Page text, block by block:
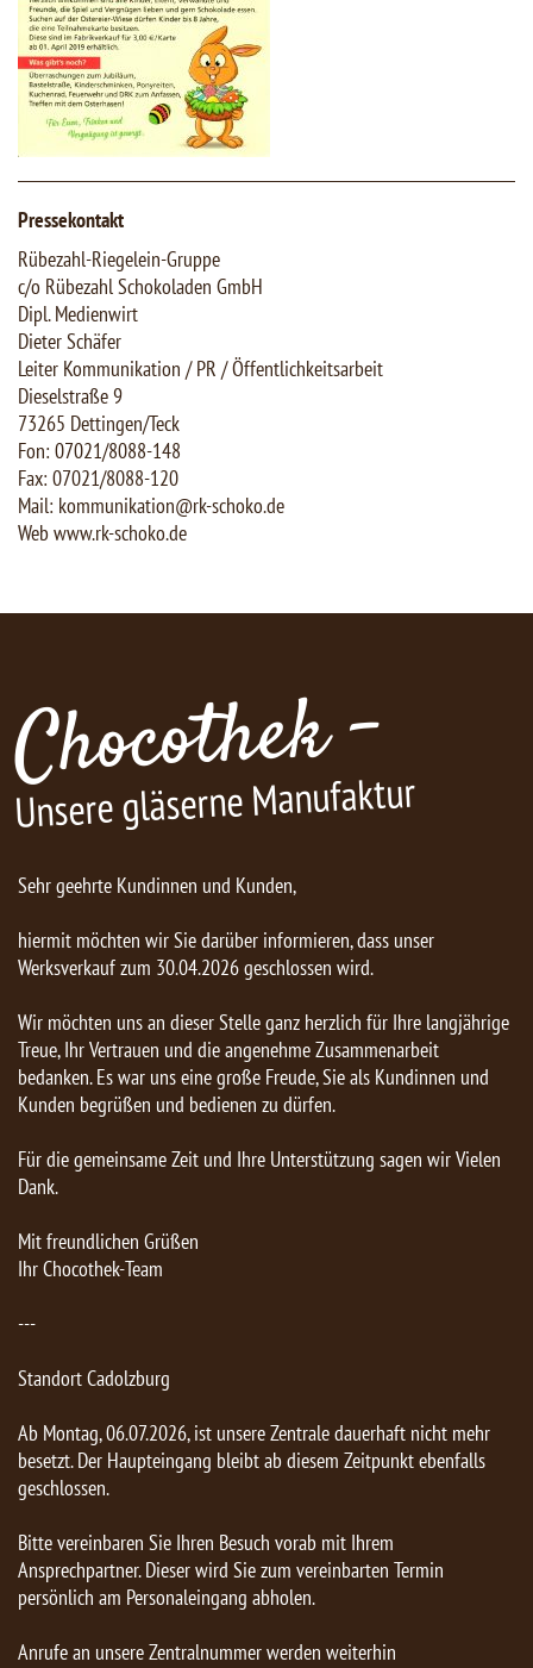
Pressekontakt
Rübezahl-Riegelein-Gruppe
c/o Rübezahl Schokoladen GmbH
Dipl. Medienwirt
Dieter Schäfer
Leiter Kommunikation / PR / Öffentlichkeitsarbeit
Dieselstraße 9
73265 Dettingen/Teck
Fon: 07021/8088-148
Fax: 07021/8088-120
Mail: kommunikation@rk-schoko.de
Web www.rk-schoko.de
Chocothek -
Unsere gläserne Manufaktur
Sehr geehrte Kundinnen und Kunden,
hiermit möchten wir Sie darüber informieren, dass unser
Werksverkauf zum 30.04.2026 geschlossen wird.
Wir möchten uns an dieser Stelle ganz herzlich für Ihre langjährige
Treue, Ihr Vertrauen und die angenehme Zusammenarbeit
bedanken. Es war uns eine große Freude, Sie als Kundinnen und
Kunden begrüßen und bedienen zu dürfen.
Für die gemeinsame Zeit und Ihre Unterstützung sagen wir Vielen
Dank.
Mit freundlichen Grüßen
Ihr Chocothek-Team
---
Standort Cadolzburg
Ab Montag, 06.07.2026, ist unsere Zentrale dauerhaft nicht mehr
besetzt. Der Haupteingang bleibt ab diesem Zeitpunkt ebenfalls
geschlossen.
Bitte vereinbaren Sie Ihren Besuch vorab mit Ihrem
Ansprechpartner. Dieser wird Sie zum vereinbarten Termin
persönlich am Personaleingang abholen.
Anrufe an unsere Zentralnummer werden weiterhin